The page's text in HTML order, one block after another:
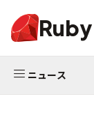
Ruby
ニュース